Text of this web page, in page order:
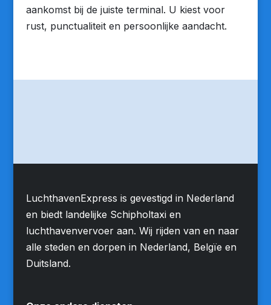
aankomst bij de juiste terminal. U kiest voor
rust, punctualiteit en persoonlijke aandacht.
LuchthavenExpress is gevestigd in Nederland
en biedt landelijke Schipholtaxi en
luchthavenvervoer aan. Wij rijden van en naar
alle steden en dorpen in Nederland, Belgïe en
Duitsland.